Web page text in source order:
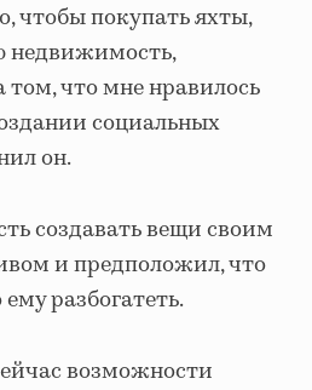
чтобы покупать яхты,
недвижимость,
том, что мне нравилось
социальных
он.
создавать вещи своим
и предположил, что
разбогатеть.
возможности